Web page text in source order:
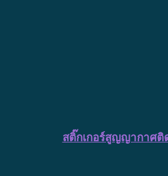
สติ๊กเกอร์สูญญากาศติ